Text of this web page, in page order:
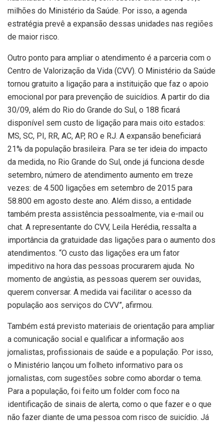
milhões do Ministério da Saúde. Por isso, a agenda
estratégia prevê a expansão dessas unidades nas regiões
de maior risco.
Outro ponto para ampliar o atendimento é a parceria com o
Centro de Valorização da Vida (CVV). O Ministério da Saúde
tornou gratuito a ligação para a instituição que faz o apoio
emocional por para prevenção de suicídios. A partir do dia
30/09, além do Rio do Grande do Sul, o 188 ficará
disponível sem custo de ligação para mais oito estados:
MS, SC, PI, RR, AC, AP, RO e RJ. A expansão beneficiará
21% da população brasileira. Para se ter ideia do impacto
da medida, no Rio Grande do Sul, onde já funciona desde
setembro, número de atendimento aumento em treze
vezes: de 4.500 ligações em setembro de 2015 para
58.800 em agosto deste ano. Além disso, a entidade
também presta assistência pessoalmente, via e-mail ou
chat. A representante do CVV, Leila Herédia, ressalta a
importância da gratuidade das ligações para o aumento dos
atendimentos. “O custo das ligações era um fator
impeditivo na hora das pessoas procurarem ajuda. No
momento de angústia, as pessoas querem ser ouvidas,
querem conversar. A medida vai facilitar o acesso da
população aos serviços do CVV”, afirmou.
Também está previsto materiais de orientação para ampliar
a comunicação social e qualificar a informação aos
jornalistas, profissionais de saúde e a população. Por isso,
o Ministério lançou um folheto informativo para os
jornalistas, com sugestões sobre como abordar o tema.
Para a população, foi feito um folder com foco na
identificação de sinais de alerta, como o que fazer e o que
não fazer diante de uma pessoa com risco de suicídio. Já